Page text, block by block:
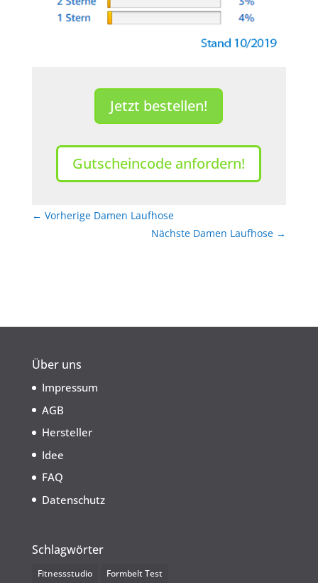
Jetzt bestellen!
Gutscheincode anfordern!
← Vorherige Damen Laufhose
Nächste Damen Laufhose →
Über uns
Impressum
AGB
Hersteller
Idee
FAQ
Datenschutz
Schlagwörter
Fitnessstudio
Formbelt Test